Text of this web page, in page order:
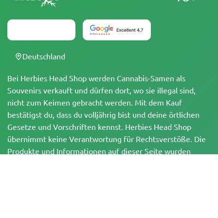
Bei Herbies Head Shop werden Cannabis-Samen als
Souvenirs verkauft und dürfen dort, wo sie illegal sind,
nicht zum Keimen gebracht werden. Mit dem Kauf
bestätigst du, dass du volljährig bist und deine örtlichen
Gesetze und Vorschriften kennst. Herbies Head Shop
übernimmt keine Verantwortung für Rechtsverstöße. Die
Produkte und Informationen auf dieser Seite wurden
Deutschland